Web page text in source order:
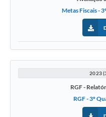
Metas Fiscais -
2023
RGF -
RGF - 3º